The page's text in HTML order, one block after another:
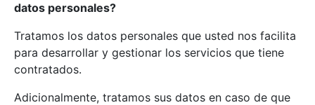
datos personales?
Tratamos los datos personales que usted nos facilita
para desarrollar y gestionar los servicios que tiene
contratados.
Adicionalmente, tratamos sus datos en caso de que